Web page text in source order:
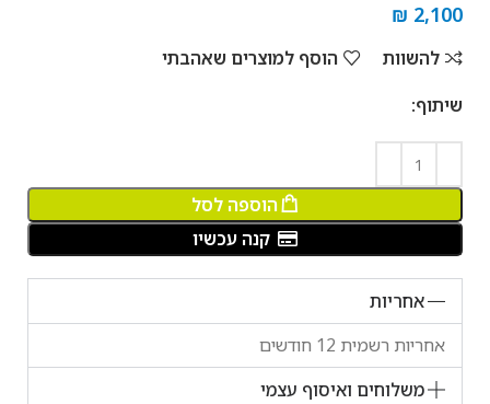
₪ 2,100
להשוות
הוסף למוצרים שאהבתי
שיתוף:
הוספה לסל
קנה עכשיו
אחריות
אחריות רשמית 12 חודשים
משלוחים ואיסוף עצמי